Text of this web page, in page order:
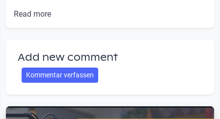
Read more
Add new comment
Kommentar verfassen